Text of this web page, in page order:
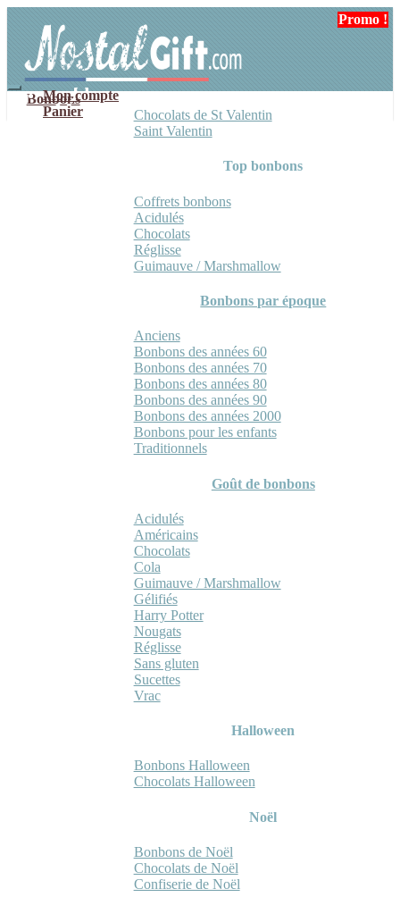
navigation
contenu
Mon compte
Panier
Bonbons
Chocolats de St Valentin
Saint Valentin
Top bonbons
Coffrets bonbons
Acidulés
Chocolats
Réglisse
Guimauve / Marshmallow
Bonbons par époque
Anciens
Bonbons des années 60
Bonbons des années 70
Bonbons des années 80
Bonbons des années 90
Bonbons des années 2000
Bonbons pour les enfants
Traditionnels
Goût de bonbons
Acidulés
Américains
Chocolats
Cola
Guimauve / Marshmallow
Gélifiés
Harry Potter
Nougats
Réglisse
Sans gluten
Sucettes
Vrac
Halloween
Bonbons Halloween
Chocolats Halloween
Noël
Bonbons de Noël
Chocolats de Noël
Confiserie de Noël
Promo !